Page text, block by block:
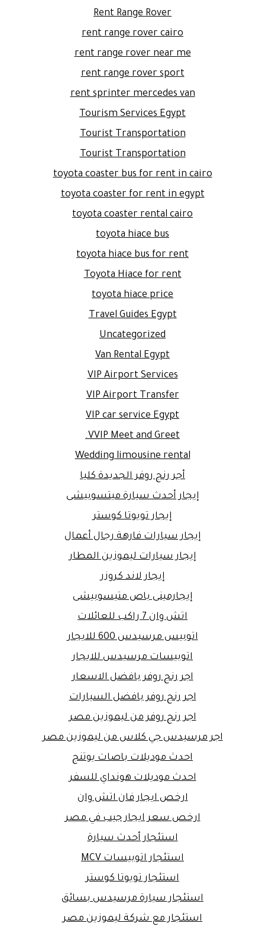
Rent Range Rover
rent range rover cairo
rent range rover near me
rent range rover sport
rent sprinter mercedes van
Tourism Services Egypt
Tourist Transportation
Tourist Transportation
toyota coaster bus for rent in cairo
toyota coaster for rent in egypt
toyota coaster rental cairo
toyota hiace bus
toyota hiace bus for rent
Toyota Hiace for rent
toyota hiace price
Travel Guides Egypt
Uncategorized
Van Rental Egypt
VIP Airport Services
VIP Airport Transfer
VIP car service Egypt
VVIP Meet and Greet.
Wedding limousine rental
أجر رنج روفر الجديدة كليا
إيجار أحدث سيارة ميتسوبيشى
إيجار تويوتا كوستر
إيجار سيارات فارهة رجال أعمال
إيجار سيارات ليموزين المطار
إيجار لاند كروزر
إيجارمينى باص متيسوبيشى
اتش وان 7 راكب للعائلات
اتوبيس مرسيدس 600 للايجار
اتوبيسات مرسيدس للايجار
اجر رنج روفر بافضل الاسعار
اجر رنج روفر بافضل السيارات
اجر رنج روفر من ليموزين مصر
اجر مرسيدس جي كلاس من ليموزين مصر
احدث موديلات باصات يوتنج
احدث موديلات هونداي للسفر
ارخص ايجار فان اتش وان
ارخص سعر ايجار جيب في مصر
استئجار أحدث سيارة
استئجار اتوبيسات MCV
استئجار تويوتا كوستر
استئجار سيارة مرسيدس بسائق
استئجار مع شركة ليموزين مصر